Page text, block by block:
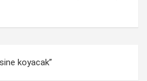
koyacak”